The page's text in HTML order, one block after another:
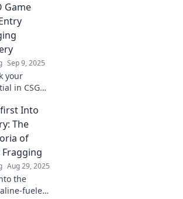
Game
Sep 9, 2025
your
in CSGO!
and
your
to
the
on every
Into
The
of
Fragging
Aug 29, 2025
the
fueled